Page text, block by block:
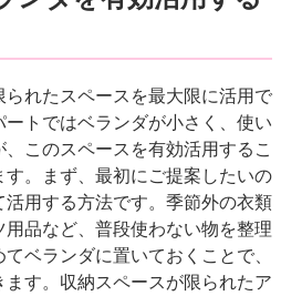
れたスペースを最大限に活用で
トではベランダが小さく、使い
このスペースを有効活用するこ
。まず、最初にご提案したいの
用する方法です。季節外の衣類
品など、普段使わない物を整理
ベランダに置いておくことで、
す。収納スペースが限られたア